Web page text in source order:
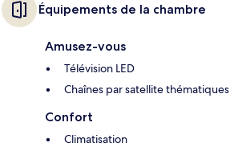
Équipements de la chambre
Amusez-vous
Télévision LED
Chaînes par satellite thématiques
Confort
Climatisation